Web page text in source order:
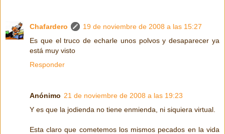
Chafardero
19 de noviembre de 2008 a las 15:27
Es que el truco de echarle unos polvos y desaparecer ya
está muy visto
Responder
Anónimo 21 de noviembre de 2008 a las 19:23
Y es que la jodienda no tiene enmienda, ni siquiera virtual.
Esta claro que cometemos los mismos pecados en la vida